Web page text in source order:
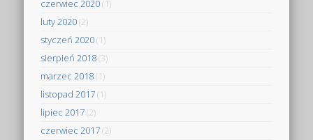
czerwiec 2020(1)
luty 2020(2)
styczeń 2020(1)
sierpień 2018(3)
marzec 2018(1)
listopad 2017(1)
lipiec 2017(2)
czerwiec 2017(2)